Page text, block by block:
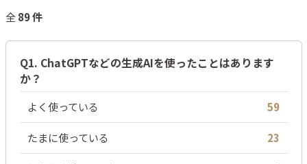
全 89 件
Q1. ChatGPTなどの生成AIを使ったことはあります
か？
よく使っている 59
たまに使っている 23